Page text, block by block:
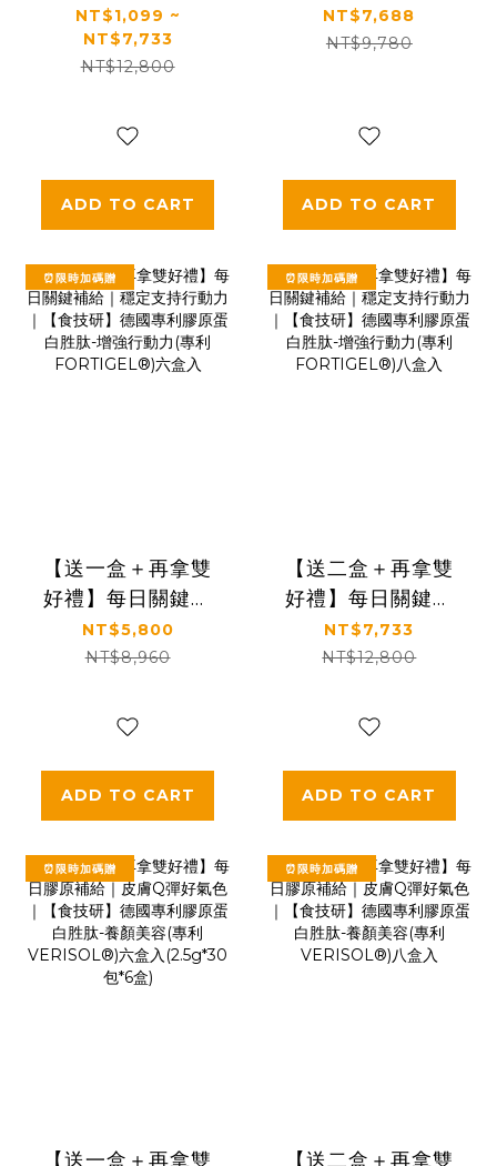
給｜最有感的膠原
蛋白胜肽｜【食技
研】德國專利膠原
包/盒，多規格)
NT$1,099 ~
NT$7,733
NT$12,800
ADD TO CART
送【太陽星x食技
研】青春好眠三效
技研膠原蛋白3盒
NT$7,688
NT$9,780
ADD TO CART
⏰限時加碼贈
【送一盒＋再拿雙
好禮】每日關鍵補
給｜穩定支持行動
力｜【食技研】德
肽-增強行動力(專利
入
NT$5,800
NT$8,960
ADD TO CART
⏰限時加碼贈
【送二盒＋再拿雙
好禮】每日關鍵補
給｜穩定支持行動
力｜【食技研】德
肽-增強行動力(專利
入
NT$7,733
NT$12,800
ADD TO CART
⏰限時加碼贈
【送一盒＋再拿雙
⏰限時加碼贈
【送二盒＋再拿雙